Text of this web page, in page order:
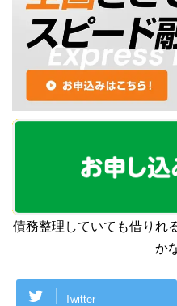
債務整理していても借りれ
か
Twitter